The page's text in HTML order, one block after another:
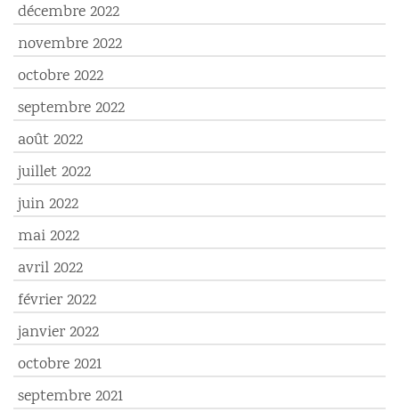
décembre 2022
novembre 2022
octobre 2022
septembre 2022
août 2022
juillet 2022
juin 2022
mai 2022
avril 2022
février 2022
janvier 2022
octobre 2021
septembre 2021